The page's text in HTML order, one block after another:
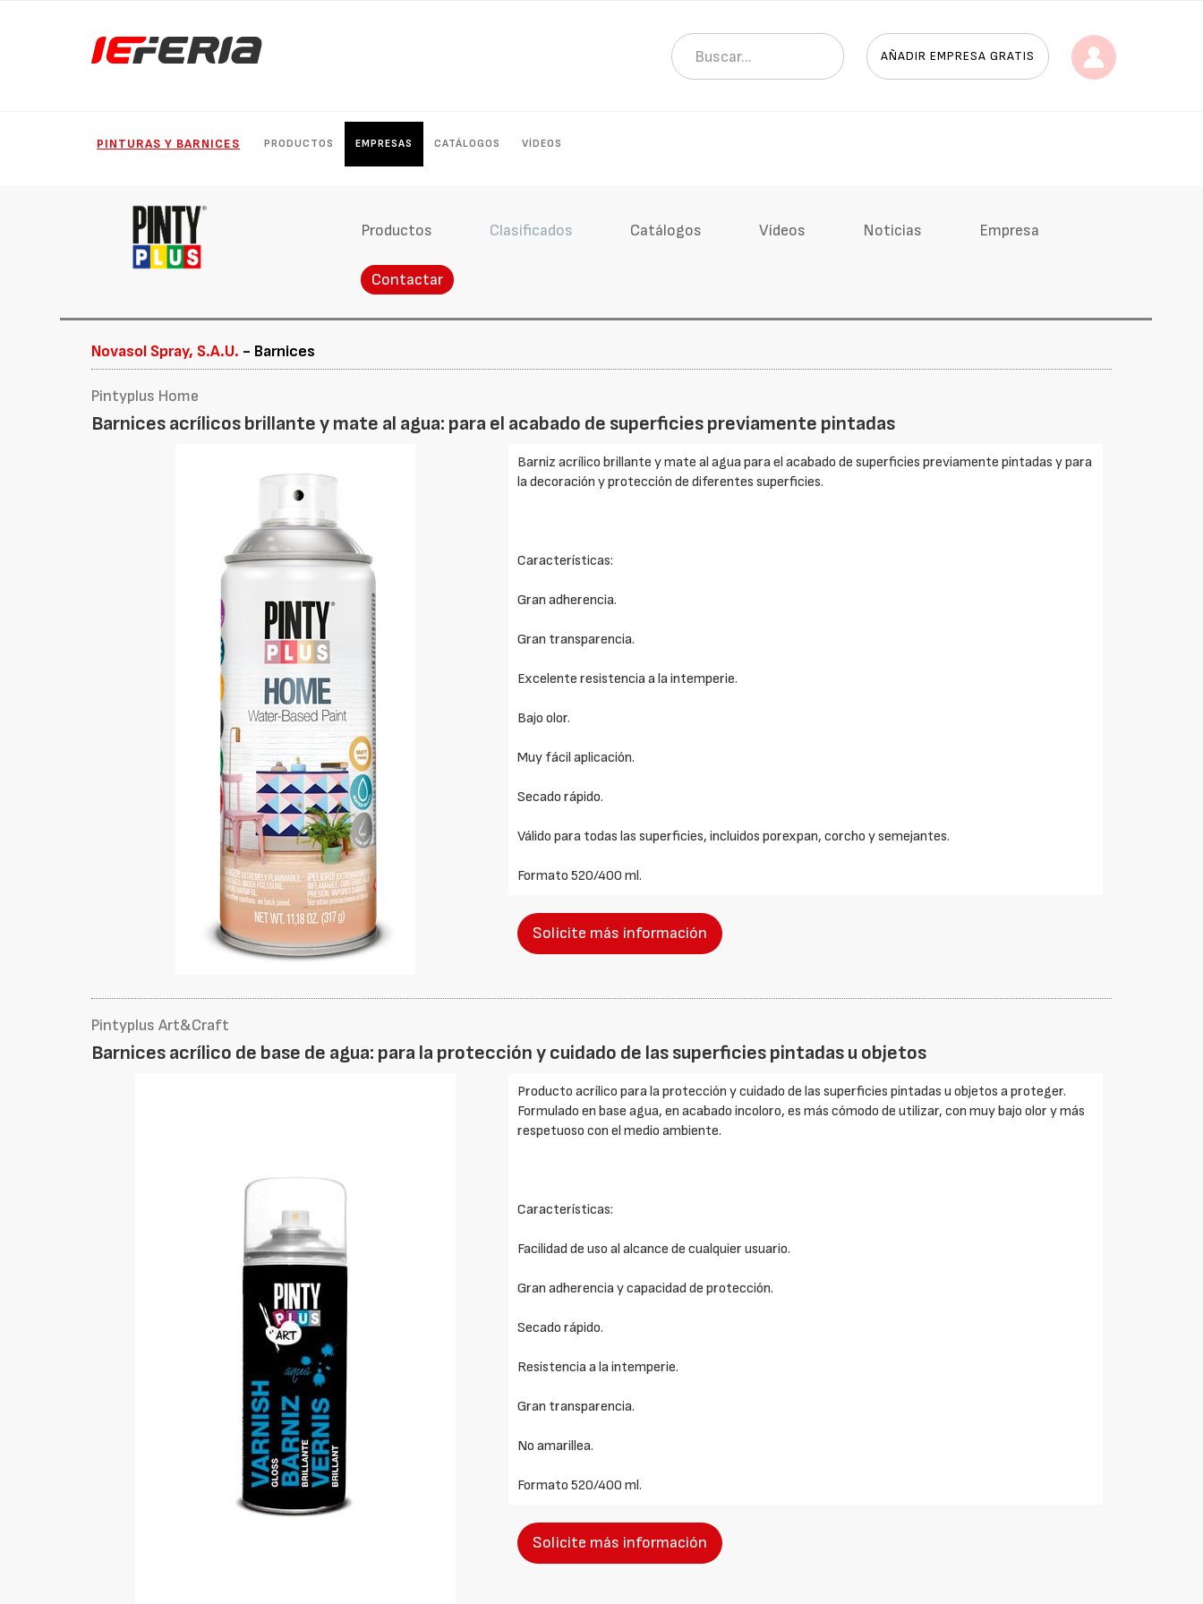
AÑADIR EMPRESA GRATIS
PINTURAS Y BARNICES PRODUCTOS EMPRESAS CATÁLOGOS VÍDEOS
Productos Clasificados Catálogos Vídeos Noticias Empresa
Contactar
Novasol Spray, S.A.U. - Barnices
Pintyplus Home
Barnices acrílicos brillante y mate al agua: para el acabado de superficies previamente pintadas
Barniz acrílico brillante y mate al agua para el acabado de superficies previamente pintadas y para
la decoración y protección de diferentes superficies.
Características:
Gran adherencia.
Gran transparencia.
Excelente resistencia a la intemperie.
Bajo olor.
Muy fácil aplicación.
Secado rápido.
Válido para todas las superficies, incluidos porexpan, corcho y semejantes.
Formato 520/400 ml.
Solicite más información
Pintyplus Art&Craft
Barnices acrílico de base de agua: para la protección y cuidado de las superficies pintadas u objetos
Producto acrílico para la protección y cuidado de las superficies pintadas u objetos a proteger.
Formulado en base agua, en acabado incoloro, es más cómodo de utilizar, con muy bajo olor y más
respetuoso con el medio ambiente.
Características:
Facilidad de uso al alcance de cualquier usuario.
Gran adherencia y capacidad de protección.
Secado rápido.
Resistencia a la intemperie.
Gran transparencia.
No amarillea.
Formato 520/400 ml.
Solicite más información